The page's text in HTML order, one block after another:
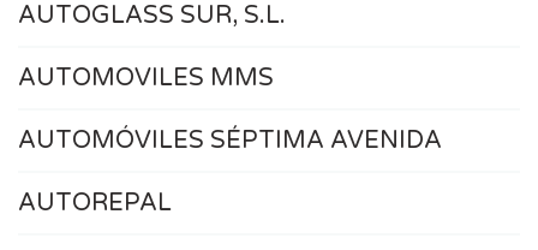
AUTOGLASS SUR, S.L.
AUTOMOVILES MMS
AUTOMÓVILES SÉPTIMA AVENIDA
AUTOREPAL